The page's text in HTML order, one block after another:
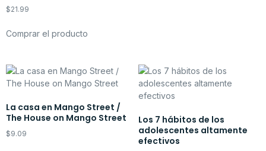
$21.99
Comprar el producto
La casa en Mango Street /
The House on Mango Street
$9.09
Los 7 hábitos de los
adolescentes altamente
efectivos